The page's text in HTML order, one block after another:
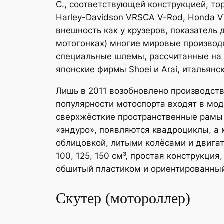
С., соответствующей конструкцией,
Harley-Davidson VRSCA V-Rod, Honda
внешность как у крузеров,
мотогонках) многие мировые
специальные шлемы, рассчитанные на
японские фирмы Shoei и Arai,
Лишь в 2011 возобновлено
популярности мотоспорта входят в
сверхжёсткие пространственные
«эндуро», появляются квадроциклы, а
облицовкой, литыми колёсами и
100, 125, 150 см³, простая
обшитый пластиком и
Скутер (мотороллер)